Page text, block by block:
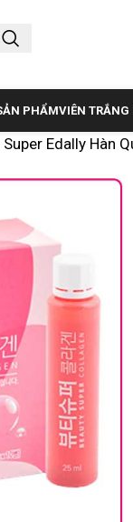
PHẨMVIÊN TRẮNG
Edally Hàn